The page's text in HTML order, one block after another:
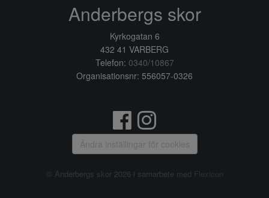
Anderbergs skor
Kyrkogatan 6
432 41 VARBERG
Telefon: 0340/10867
Organisationsnr: 556057-0326
Ändra inställingar för cookies
© Anderbergs skor 2026 i samarbete med Flexicon